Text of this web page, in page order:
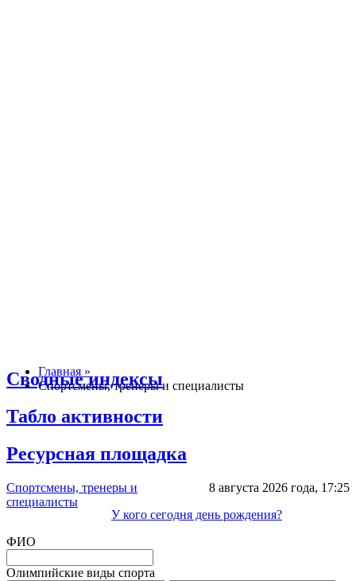
Главная »
Спортсмены, тренеры и специалисты
Сводные индексы
Табло активности
Ресурсная площадка
8 августа 2026 года, 17:25
У кого сегодня день рождения?
Спортсмены, тренеры и
специалисты
ФИО
Олимпийские виды спорта